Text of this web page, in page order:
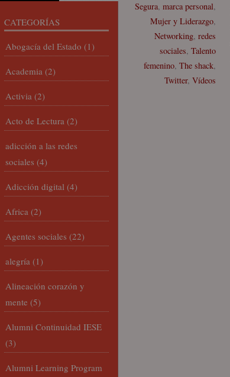
Segura, marca personal,
Mujer y Liderazgo,
Networking, redes
sociales, Talento
femenino, The shack,
Twitter, Vídeos
CATEGORÍAS
Abogacía del Estado (1)
Academia (2)
Activia (2)
Acto de Lectura (2)
adicción a las redes
sociales (4)
Adicción digital (4)
Africa (2)
Agentes sociales (22)
alegría (1)
Alineación corazón y
mente (5)
Alumni Continuidad IESE
(3)
Alumni Learning Program